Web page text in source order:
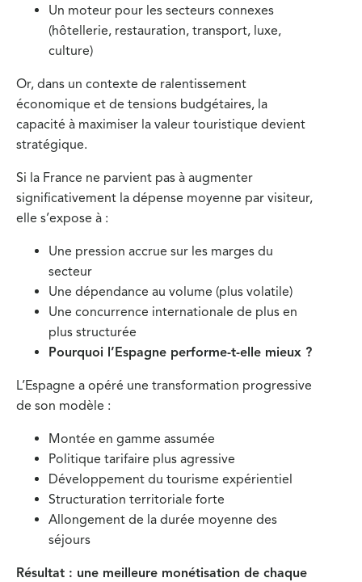
Un moteur pour les secteurs connexes
(hôtellerie, restauration, transport, luxe,
culture)
Or, dans un contexte de ralentissement
économique et de tensions budgétaires, la
capacité à maximiser la valeur touristique devient
stratégique.
Si la France ne parvient pas à augmenter
significativement la dépense moyenne par visiteur,
elle s’expose à :
Une pression accrue sur les marges du
secteur
Une dépendance au volume (plus volatile)
Une concurrence internationale de plus en
plus structurée
Pourquoi l’Espagne performe-t-elle mieux ?
L’Espagne a opéré une transformation progressive
de son modèle :
Montée en gamme assumée
Politique tarifaire plus agressive
Développement du tourisme expérientiel
Structuration territoriale forte
Allongement de la durée moyenne des
séjours
Résultat : une meilleure monétisation de chaque